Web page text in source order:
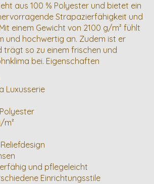
aus 100 % Polyester und bietet ein
Strapazierfähigkeit und
einem Gewicht von 2100 g/m² fühlt
und hochwertig an. Zudem ist er
trägt so zu einem frischen und
bei. Eigenschaften
Luxusserie
m²
und pflegeleicht
Einrichtungsstile